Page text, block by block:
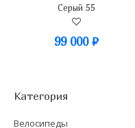
Серый 55
99 000₽
Категория
Велосипеды